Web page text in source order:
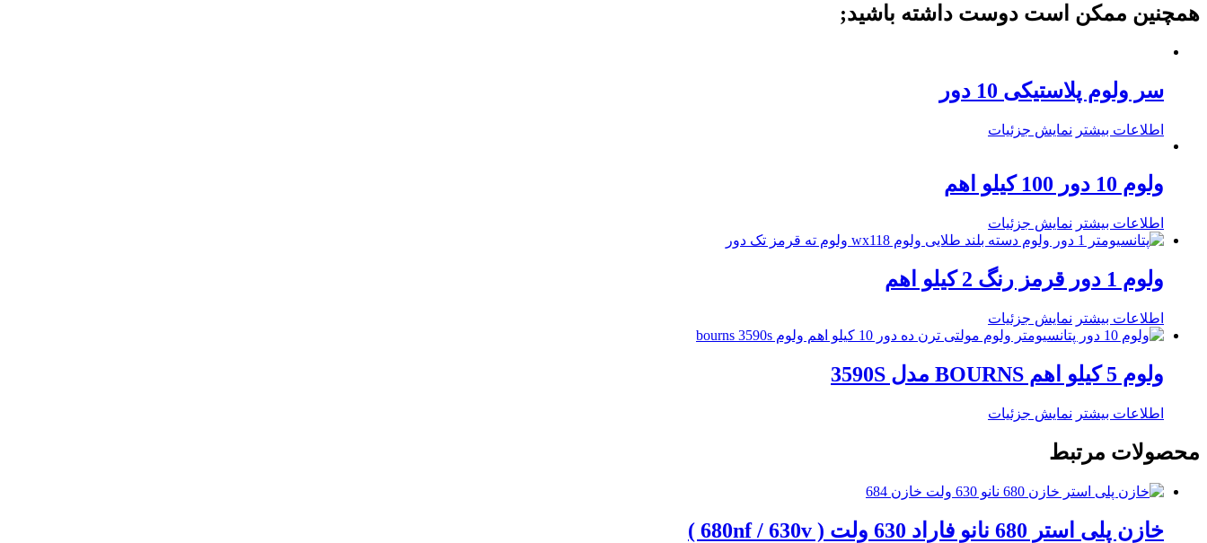
همچنین ممکن است دوست داشته باشید;
سر ولوم پلاستیکی 10 دور
اطلاعات بیشتر نمایش جزئیات
ولوم 10 دور 100 کیلو اهم
اطلاعات بیشتر نمایش جزئیات
ولوم 1 دور قرمز رنگ 2 کیلو اهم
اطلاعات بیشتر نمایش جزئیات
ولوم 5 کیلو اهم BOURNS مدل 3590S
اطلاعات بیشتر نمایش جزئیات
محصولات مرتبط
خازن پلی استر 680 نانو فاراد 630 ولت ( 680nf / 630v )